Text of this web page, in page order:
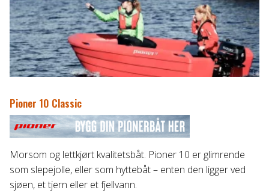
Pioner 10 Classic
Morsom og lettkjørt kvalitetsbåt. Pioner 10 er glimrende
som slepejolle, eller som hyttebåt – enten den ligger ved
sjøen, et tjern eller et fjellvann.